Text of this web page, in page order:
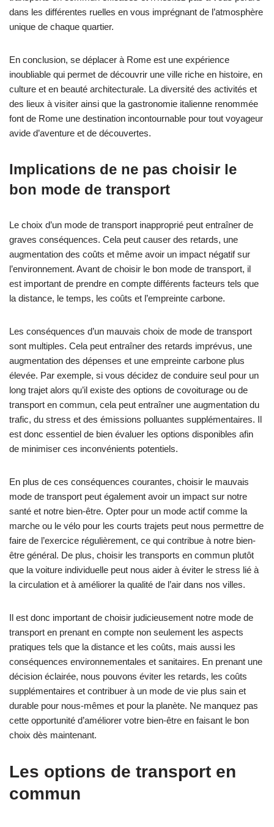
dans les différentes ruelles en vous imprégnant de l’atmosphère
unique de chaque quartier.
En conclusion, se déplacer à Rome est une expérience
inoubliable qui permet de découvrir une ville riche en histoire, en
culture et en beauté architecturale. La diversité des activités et
des lieux à visiter ainsi que la gastronomie italienne renommée
font de Rome une destination incontournable pour tout voyageur
avide d’aventure et de découvertes.
Implications de ne pas choisir le
bon mode de transport
Le choix d’un mode de transport inapproprié peut entraîner de
graves conséquences. Cela peut causer des retards, une
augmentation des coûts et même avoir un impact négatif sur
l’environnement. Avant de choisir le bon mode de transport, il
est important de prendre en compte différents facteurs tels que
la distance, le temps, les coûts et l’empreinte carbone.
Les conséquences d’un mauvais choix de mode de transport
sont multiples. Cela peut entraîner des retards imprévus, une
augmentation des dépenses et une empreinte carbone plus
élevée. Par exemple, si vous décidez de conduire seul pour un
long trajet alors qu’il existe des options de covoiturage ou de
transport en commun, cela peut entraîner une augmentation du
trafic, du stress et des émissions polluantes supplémentaires. Il
est donc essentiel de bien évaluer les options disponibles afin
de minimiser ces inconvénients potentiels.
En plus de ces conséquences courantes, choisir le mauvais
mode de transport peut également avoir un impact sur notre
santé et notre bien-être. Opter pour un mode actif comme la
marche ou le vélo pour les courts trajets peut nous permettre de
faire de l’exercice régulièrement, ce qui contribue à notre bien-
être général. De plus, choisir les transports en commun plutôt
que la voiture individuelle peut nous aider à éviter le stress lié à
la circulation et à améliorer la qualité de l’air dans nos villes.
Il est donc important de choisir judicieusement notre mode de
transport en prenant en compte non seulement les aspects
pratiques tels que la distance et les coûts, mais aussi les
conséquences environnementales et sanitaires. En prenant une
décision éclairée, nous pouvons éviter les retards, les coûts
supplémentaires et contribuer à un mode de vie plus sain et
durable pour nous-mêmes et pour la planète. Ne manquez pas
cette opportunité d’améliorer votre bien-être en faisant le bon
choix dès maintenant.
Les options de transport en
commun